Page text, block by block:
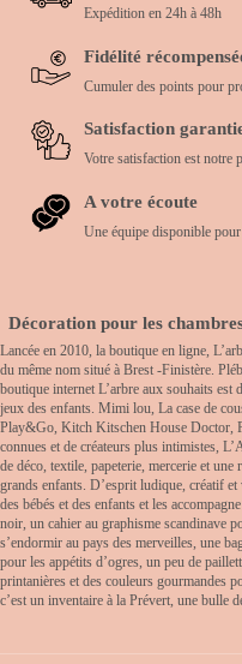
Expédition en 24h à 48h
Fidélité
Cumuler des points pour
Satisfaction
Votre satisfaction est notre
A votre écoute
Une équipe disponible
Décoration pour les
Lancée en 2010, la boutique en ligne,
du même nom situé à Brest -Finistère.
boutique internet L’arbre aux souhaits est
jeux des enfants. Mimi lou, La case de
Play&Go, Kitch Kitschen House Doctor,
connues et de créateurs plus intimistes,
de déco, textile, papeterie, mercerie et
grands enfants. D’esprit ludique, créatif
des bébés et des enfants et les
noir, un cahier au graphisme scandinave
s’endormir au pays des merveilles, une
pour les appétits d’ogres, un peu de
printanières et des couleurs gourmandes
c’est un inventaire à la Prévert, une bulle